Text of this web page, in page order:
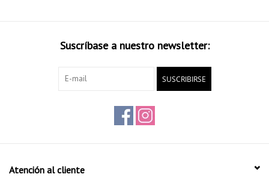
Suscríbase a nuestro newsletter:
SUSCRIBIRSE
Atención al cliente